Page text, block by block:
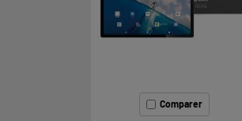
Comparer